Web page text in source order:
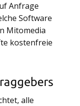
Anfrage
Software
Mitomedia
kostenfreie
alle